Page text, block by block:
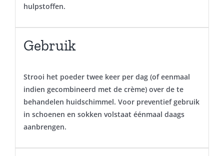
hulpstoffen.
Gebruik
Strooi het poeder twee keer per dag (of eenmaal
indien gecombineerd met de crème) over de te
behandelen huidschimmel. Voor preventief gebruik
in schoenen en sokken volstaat éénmaal daags
aanbrengen.